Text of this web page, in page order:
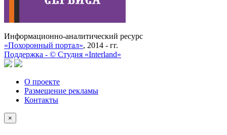
Информационно-аналитический ресурс
«Похоронный портал», 2014 - гг.
Поддержка - © Cтудия «Interland»
О проекте
Размещение рекламы
Контакты
×